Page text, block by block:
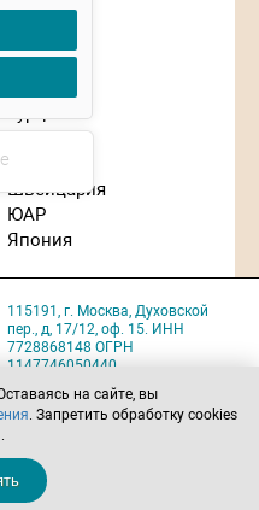
Словения
Таиланд
Турция
Франция
Чехия
Швейцария
ЮАР
Япония
115191, г. Москва, Духовской
пер., д, 17/12, оф. 15. ИНН
7728868148 ОГРН
1147746050440
Карта проезда
Политика обработки
Напишите нам
solo@solo-tours.ru
на сайте, вы
. Запретить обработку cookies